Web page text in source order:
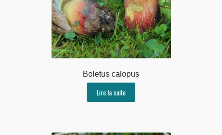
Boletus calopus
Lire la suite